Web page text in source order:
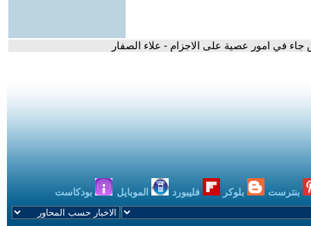
جاء في امور عصية على الاجزام - علاء الصفار
بنترست بلوكر فليبورد الموبايل بودكاست